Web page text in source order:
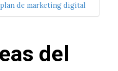
de marketing digital
del